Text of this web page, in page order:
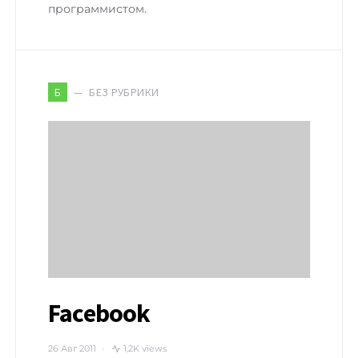
программистом.
Б БЕЗ РУБРИКИ
Facebook
26 Авг 2011 1,2K views